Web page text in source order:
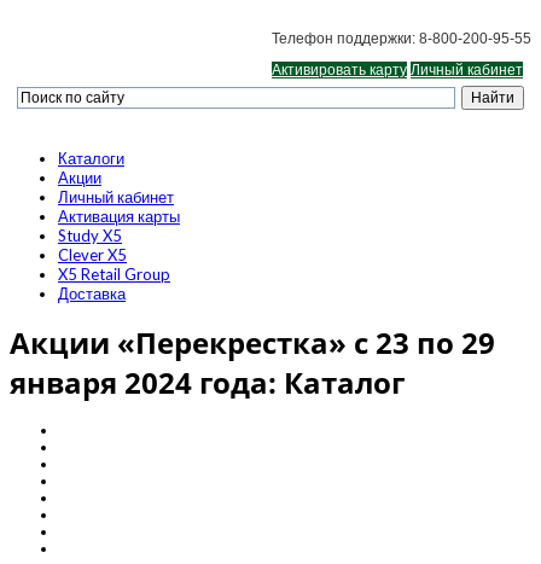
Телефон поддержки: 8-800-200-95-55
Активировать карту Личный кабинет
Каталоги
Акции
Личный кабинет
Активация карты
Study X5
Clever X5
X5 Retail Group
Доставка
Акции «Перекрестка» с 23 по 29
января 2024 года: Каталог